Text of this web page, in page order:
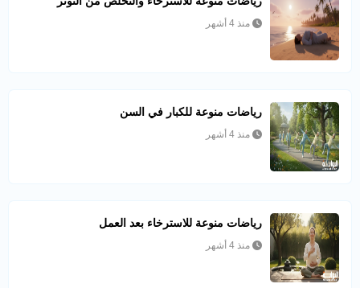
منذ 4 أشهر
رياضات منوعة للكبار في السن
منذ 4 أشهر
رياضات منوعة للاسترخاء بعد العمل
منذ 4 أشهر